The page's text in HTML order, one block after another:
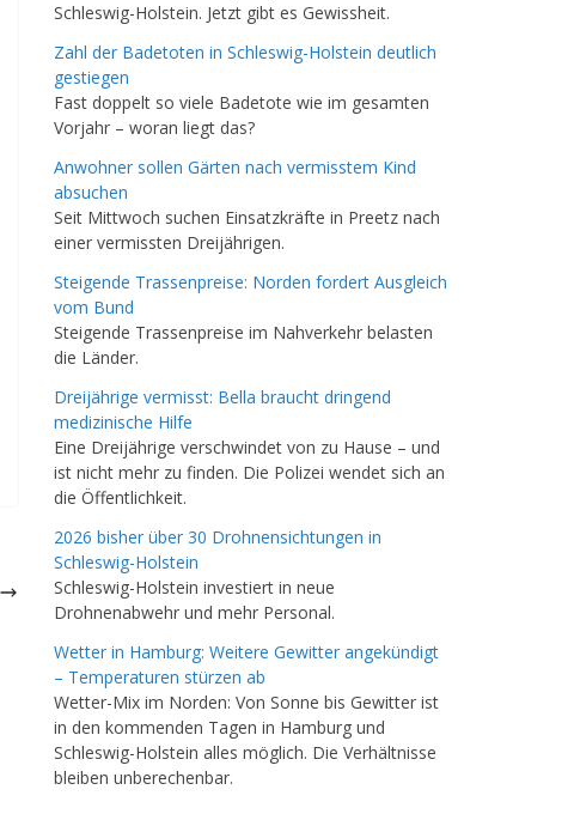
Schleswig-Holstein. Jetzt gibt es Gewissheit.
Zahl der Badetoten in Schleswig-Holstein deutlich
gestiegen
Fast doppelt so viele Badetote wie im gesamten
Vorjahr – woran liegt das?
Anwohner sollen Gärten nach vermisstem Kind
absuchen
Seit Mittwoch suchen Einsatzkräfte in Preetz nach
einer vermissten Dreijährigen.
Steigende Trassenpreise: Norden fordert Ausgleich
vom Bund
Steigende Trassenpreise im Nahverkehr belasten
die Länder.
Dreijährige vermisst: Bella braucht dringend
medizinische Hilfe
Eine Dreijährige verschwindet von zu Hause – und
ist nicht mehr zu finden. Die Polizei wendet sich an
die Öffentlichkeit.
2026 bisher über 30 Drohnensichtungen in
Schleswig-Holstein
Schleswig-Holstein investiert in neue
Drohnenabwehr und mehr Personal.
Wetter in Hamburg: Weitere Gewitter angekündigt
– Temperaturen stürzen ab
Wetter-Mix im Norden: Von Sonne bis Gewitter ist
in den kommenden Tagen in Hamburg und
Schleswig-Holstein alles möglich. Die Verhältnisse
bleiben unberechenbar.